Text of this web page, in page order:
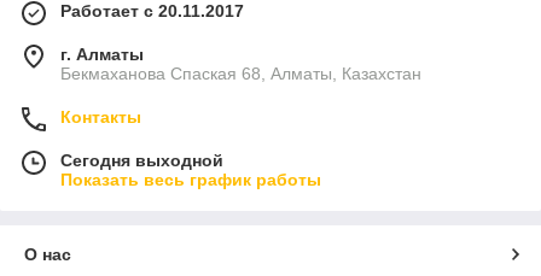
Работает с 20.11.2017
г. Алматы
Бекмаханова Спаская 68, Алматы, Казахстан
Контакты
Сегодня выходной
Показать весь график работы
О нас